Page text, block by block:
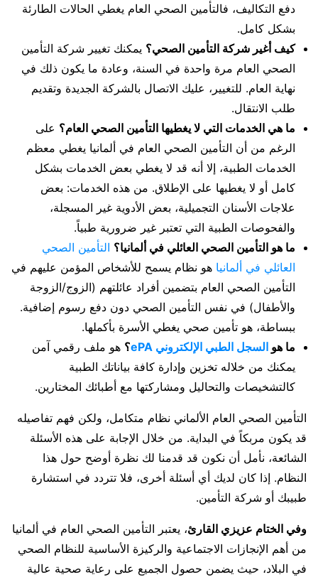
دفع التكاليف، فالتأمين الصحي العام يغطي الحالات الطارئة
بشكل كامل.
كيف أغير شركة التأمين الصحي؟ يمكنك تغيير شركة التأمين
الصحي العام مرة واحدة في السنة، وعادة ما يكون ذلك في
نهاية العام. للتغيير، عليك الاتصال بالشركة الجديدة وتقديم
طلب الانتقال.
ما هي الخدمات التي لا يغطيها التأمين الصحي العام؟ على
الرغم من أن التأمين الصحي العام في ألمانيا يغطي معظم
الخدمات الطبية، إلا أنه قد لا يغطي بعض الخدمات بشكل
كامل أو لا يغطيها على الإطلاق. من هذه الخدمات: بعض
علاجات الأسنان التجميلية، بعض الأدوية غير المسجلة،
والفحوصات الطبية التي تعتبر غير ضرورية طبياً.
ما هو التأمين الصحي العائلي في ألمانيا؟ التأمين الصحي
العائلي في ألمانيا هو نظام يسمح للأشخاص المؤمن عليهم في
التأمين الصحي العام بتضمين أفراد عائلتهم (الزوج/الزوجة
والأطفال) في نفس التأمين الصحي دون دفع رسوم إضافية.
ببساطة، هو تأمين صحي يغطي الأسرة بأكملها.
ما هو السجل الطبي الإلكتروني ePA ؟ هو ملف رقمي آمن
يمكنك من خلاله تخزين وإدارة كافة بياناتك الطبية
كالتشخيصات والتحاليل ومشاركتها مع أطبائك المختارين.
التأمين الصحي العام الألماني نظام متكامل، ولكن فهم تفاصيله
قد يكون مربكاً في البداية. من خلال الإجابة على هذه الأسئلة
الشائعة، نأمل أن نكون قد قدمنا لك نظرة أوضح حول هذا
النظام. إذا كان لديك أي أسئلة أخرى، فلا تتردد في استشارة
طبيبك أو شركة التأمين.
وفي الختام عزيزي القارئ، يعتبر التأمين الصحي العام في ألمانيا
من أهم الإنجازات الاجتماعية والركيزة الأساسية للنظام الصحي
في البلاد، حيث يضمن حصول الجميع على رعاية صحية عالية